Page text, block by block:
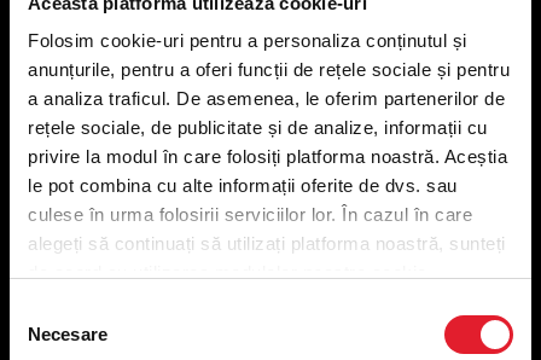
Folosim cookie-uri pentru a personaliza conținutul și
anunțurile, pentru a oferi funcții de rețele sociale și pentru
a analiza traficul. De asemenea, le oferim partenerilor de
rețele sociale, de publicitate și de analize, informații cu
privire la modul în care folosiți platforma noastră. Aceștia
le pot combina cu alte informații oferite de dvs. sau
culese în urma folosirii serviciilor lor. În cazul în care
alegeți să continuați să utilizați platforma noastră, sunteți
consimțământului
Necesare
KFC
Meniu livrare
Meniu ridicare
Nutriționale și Alergeni
Abonare Newsletter
Contact
Utile
Politica privind prelucrarea datelor